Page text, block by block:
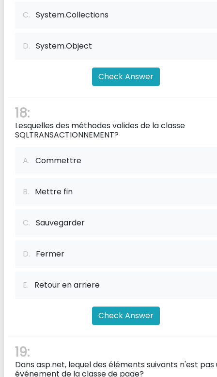
C. System.Collections
D. System.Object
Check Answer
18:
Lesquelles des méthodes valides de la classe
SQLTRANSACTIONNEMENT?
A. Commettre
B. Mettre fin
C. Sauvegarder
D. Fermer
E. Retour en arriere
Check Answer
19:
Dans asp.net, lequel des éléments suivants n'est pas
événement de la classe de page?